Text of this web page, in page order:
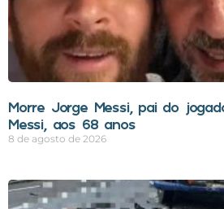
Morre Jorge Messi, pai do
Messi, aos 68 anos
8 de agosto de 2026